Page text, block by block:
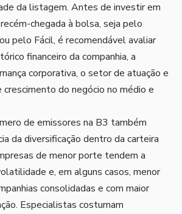
da listagem. Antes de investir em
chegada à bolsa, seja pelo
pelo Fácil, é recomendável avaliar
financeiro da companhia, a
corporativa, o setor de atuação e
do negócio no médio e
de emissores na B3 também
da diversificação dentro da carteira
de menor porte tendem a
e, em alguns casos, menor
consolidadas e com maior
Especialistas costumam